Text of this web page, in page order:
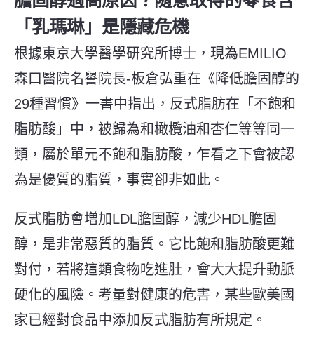
「乳瑪琳」是隱藏危機
根據東京大學醫學研究所博士，現為EMILIO
森口醫院名譽院長-板倉弘重在《降低膽固醇的
29種習慣》一書中指出，反式脂肪在「不飽和
脂肪酸」中，被歸為和橄欖油和杏仁等等同一
類，屬於單元不飽和脂肪酸，乍看之下會被認
為是優質的脂質，事實卻非如此。
反式脂肪會増加LDL膽固醇，減少HDL膽固
醇，是非常惡質的脂質。它比飽和脂肪酸更難
對付，若將這類食物吃進肚，會大大提升動脈
硬化的風險。考量對健康的危害，某些歐美國
家已經對食品中添加反式脂肪有所規定。